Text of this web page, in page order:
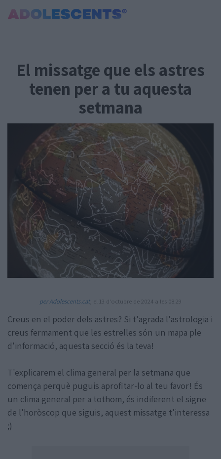
Estudis
Curiositats i Tendències
Cultura
Amor i relacions
Carnet Jove
Tecnologia:
Sobrevia.net
Mitjà associat a
Amb la col·laboració de:
El missatge que els astres
tenen per a tu aquesta
setmana
per Adolescents.cat, el 13 d'octubre de 2024 a les 08:29
Creus en el poder dels astres? Si t'agrada l'astrologia i
creus fermament que les estrelles són un mapa ple
d'informació, aquesta secció és la teva!
T'explicarem el clima general per la setmana que
comença perquè puguis aprofitar-lo al teu favor! És
un clima general per a tothom, és indiferent el signe
de l'horòscop que siguis, aquest missatge t'interessa
;)